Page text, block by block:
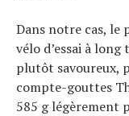
Dans notre cas, le
vélo d’essai à long
plutôt savoureux,
compte-gouttes
585 g légèrement